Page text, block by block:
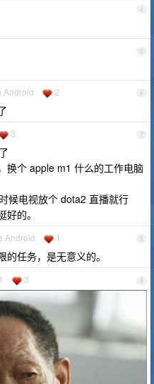
4
5
6
Android 2
7
3
换个 apple m1 什么的工作电脑
候电视放个 dota2 直播就行
的。
8
Android 1
任务，是无意义的。
9
3